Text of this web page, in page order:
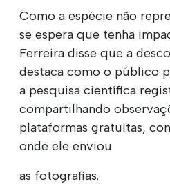
Como a espécie não
se espera que tenha
Ferreira disse que a
destaca como o público
a pesquisa científica
compartilhando
plataformas gratuitas,
onde ele enviou
as fotografias.